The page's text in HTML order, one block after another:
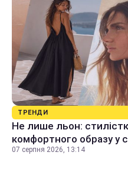
ТРЕНДИ
Не лише льон:
комфортного образу у
07 серпня 2026, 13:14